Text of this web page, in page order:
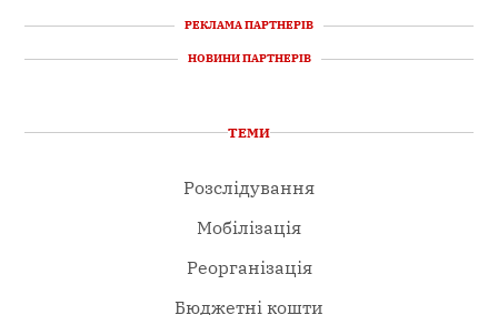
РЕКЛАМА ПАРТНЕРІВ
НОВИНИ ПАРТНЕРІВ
ТЕМИ
Розслідування
Мобілізація
Реорганізація
Бюджетні кошти